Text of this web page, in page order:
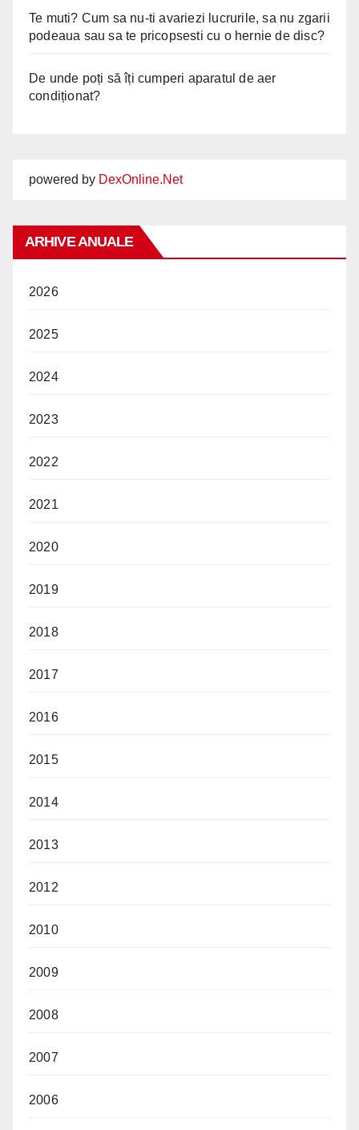
Te muti? Cum sa nu-ti avariezi lucrurile, sa nu zgarii
podeaua sau sa te pricopsesti cu o hernie de disc?
De unde poți să îți cumperi aparatul de aer
condiționat?
powered by DexOnline.Net
ARHIVE ANUALE
2026
2025
2024
2023
2022
2021
2020
2019
2018
2017
2016
2015
2014
2013
2012
2010
2009
2008
2007
2006